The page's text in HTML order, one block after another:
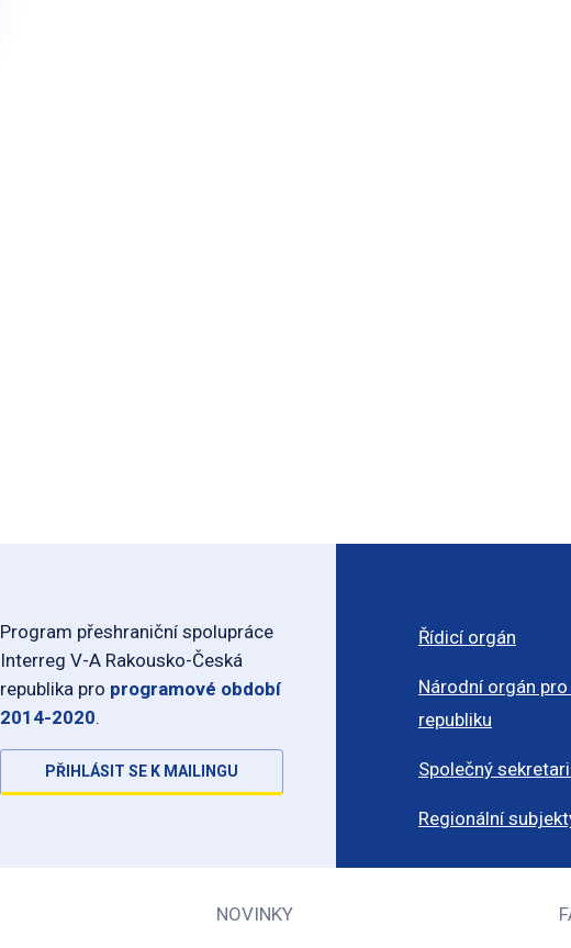
Program přeshraniční spolupráce
Interreg V-A Rakousko-Česká
republika pro programové období
2014-2020.
PŘIHLÁSIT SE K MAILINGU
Řídicí orgán
Národní orgán pro
republiku
Společný
Regionální
NOVINKY